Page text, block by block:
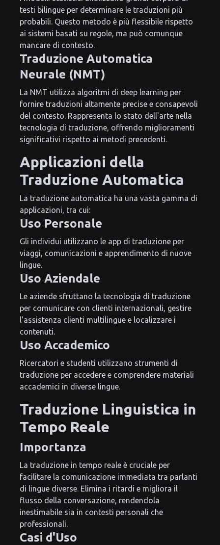
testi bilingue per determinare le traduzioni più
probabili. Questo metodo è più flessibile rispetto
ai sistemi basati su regole, ma può comunque
mancare di contesto.
Traduzione Automatica
Neurale (NMT)
La NMT utilizza algoritmi di deep learning per
fornire traduzioni altamente precise e consapevoli
del contesto. Rappresenta lo stato dell'arte nella
tecnologia di traduzione, offrendo miglioramenti
significativi rispetto ai metodi precedenti.
Applicazioni della
Traduzione Automatica
La traduzione automatica ha una vasta gamma di
applicazioni, tra cui:
Uso Personale
Gli individui utilizzano le app di traduzione per
viaggi, comunicazioni e apprendimento di nuove
lingue.
Uso Aziendale
Le aziende sfruttano la tecnologia di traduzione
per comunicare con clienti internazionali, gestire
l'assistenza clienti multilingue e localizzare i
contenuti.
Uso Accademico
Ricercatori e studenti utilizzano strumenti di
traduzione per accedere e comprendere materiali
accademici in diverse lingue.
Traduzione Linguistica in
Tempo Reale
Importanza
La traduzione in tempo reale è cruciale per
facilitare la comunicazione immediata tra parlanti
di lingue diverse. Elimina i ritardi e migliora il
flusso della conversazione, rendendola
inestimabile sia in contesti personali che
professionali.
Casi d'Uso